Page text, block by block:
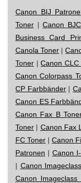
Canon BIJ
Toner |Canon
Business Card
Canola Toner |
Toner |Canon CLC
Canon Colorpass
CP Farbbänder|
Canon ES
Canon Fax B
Toner | Canon Fax
FC Toner | Canon
Patronen | Canon
| Canon
Canon Imageclass